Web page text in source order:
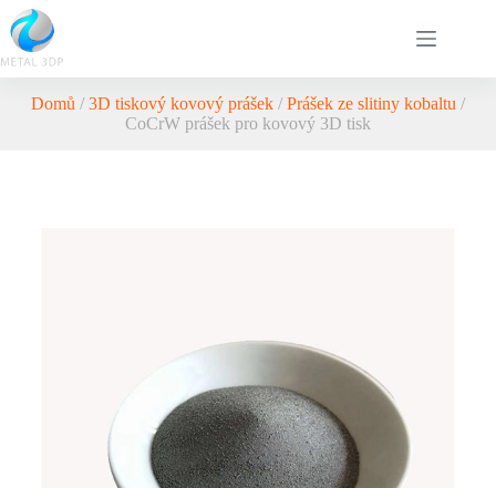
Domů / 3D tiskový kovový prášek/ Prášek ze slitiny kobaltu /
CoCrW prášek pro kovový 3D tisk